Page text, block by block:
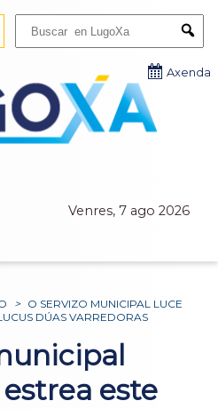
Venres, 7 ago 2026
Axenda
> O SERVIZO MUNICIPAL LUCE
DÚAS VARREDORAS
este